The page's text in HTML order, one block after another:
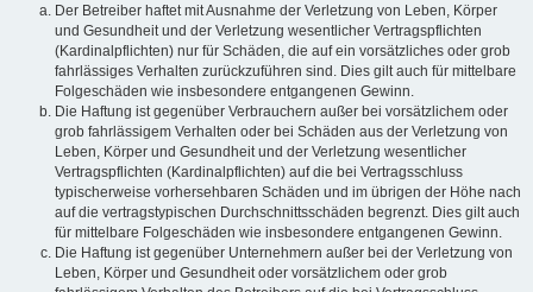
Der Betreiber haftet mit Ausnahme der Verletzung von Leben, Körper
und Gesundheit und der Verletzung wesentlicher Vertragspflichten
(Kardinalpflichten) nur für Schäden, die auf ein vorsätzliches oder grob
fahrlässiges Verhalten zurückzuführen sind. Dies gilt auch für mittelbare
Folgeschäden wie insbesondere entgangenen Gewinn.
Die Haftung ist gegenüber Verbrauchern außer bei vorsätzlichem oder
grob fahrlässigem Verhalten oder bei Schäden aus der Verletzung von
Leben, Körper und Gesundheit und der Verletzung wesentlicher
Vertragspflichten (Kardinalpflichten) auf die bei Vertragsschluss
typischerweise vorhersehbaren Schäden und im übrigen der Höhe nach
auf die vertragstypischen Durchschnittsschäden begrenzt. Dies gilt auch
für mittelbare Folgeschäden wie insbesondere entgangenen Gewinn.
Die Haftung ist gegenüber Unternehmern außer bei der Verletzung von
Leben, Körper und Gesundheit oder vorsätzlichem oder grob